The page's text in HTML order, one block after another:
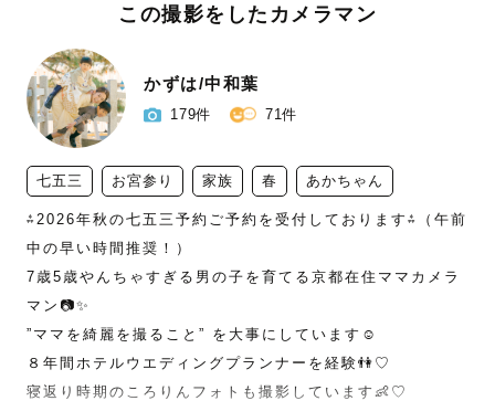
この撮影をしたカメラマン
かずは/中和葉
179件 71件
七五三 お宮参り 家族 春 あかちゃん
⁂2026年秋の七五三予約ご予約を受付しております⁂（午前
中の早い時間推奨！）
7歳5歳やんちゃすぎる男の子を育てる京都在住ママカメラ
マン📷✨
”ママを綺麗を撮ること” を大事にしています☺︎
８年間ホテルウエディングプランナーを経験👫♡
寝返り時期のころりんフォトも撮影しています👶♡